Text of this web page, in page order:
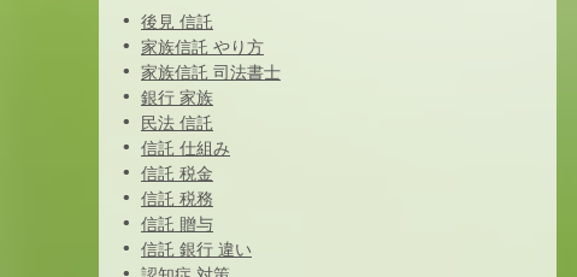
後見 信託
家族信託 やり方
家族信託 司法書士
銀行 家族
民法 信託
信託 仕組み
信託 税金
信託 税務
信託 贈与
信託 銀行 違い